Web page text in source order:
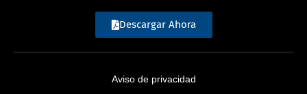
Descargar Ahora
Aviso de privacidad